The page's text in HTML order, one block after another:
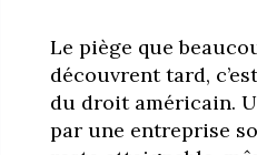
Le piège que
découvrent tard,
du droit américain.
par une entreprise